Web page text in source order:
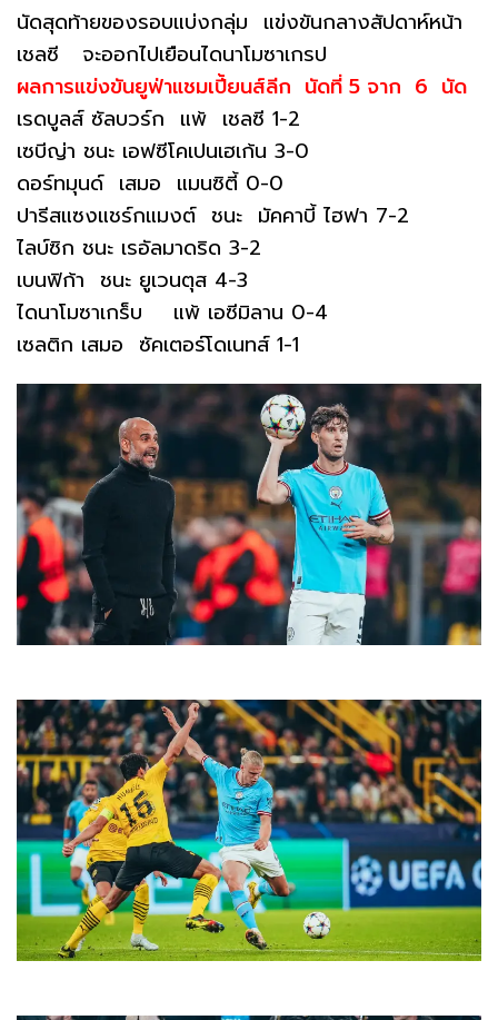
นัดสุดท้ายของรอบแบ่งกลุ่ม แข่งขันกลางสัปดาห์หน้า
เชลซี จะออกไปเยือนไดนาโมซาเกรป
ผลการแข่งขันยูฟ่าแชมเปี้ยนส์ลีก นัดที่ 5 จาก 6 นัด
เรดบูลส์ ซัลบวร์ก แพ้ เชลซี 1-2
เซบีญ่า ชนะ เอฟซีโคเปนเฮเก้น 3-0
ดอร์ทมุนด์ เสมอ แมนซิตี้ 0-0
ปารีสแซงแชร์กแมงต์ ชนะ มัคคาบี้ ไฮฟา 7-2
ไลบ์ซิก ชนะ เรอัลมาดริด 3-2
เบนฟิก้า ชนะ ยูเวนตุส 4-3
ไดนาโมซาเกร็บ แพ้ เอซีมิลาน 0-4
เซลติก เสมอ ซัคเตอร์โดเนทส์ 1-1